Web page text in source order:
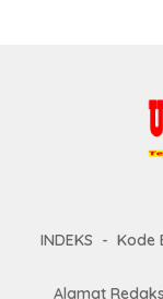
INDEKS Kode
Alamat